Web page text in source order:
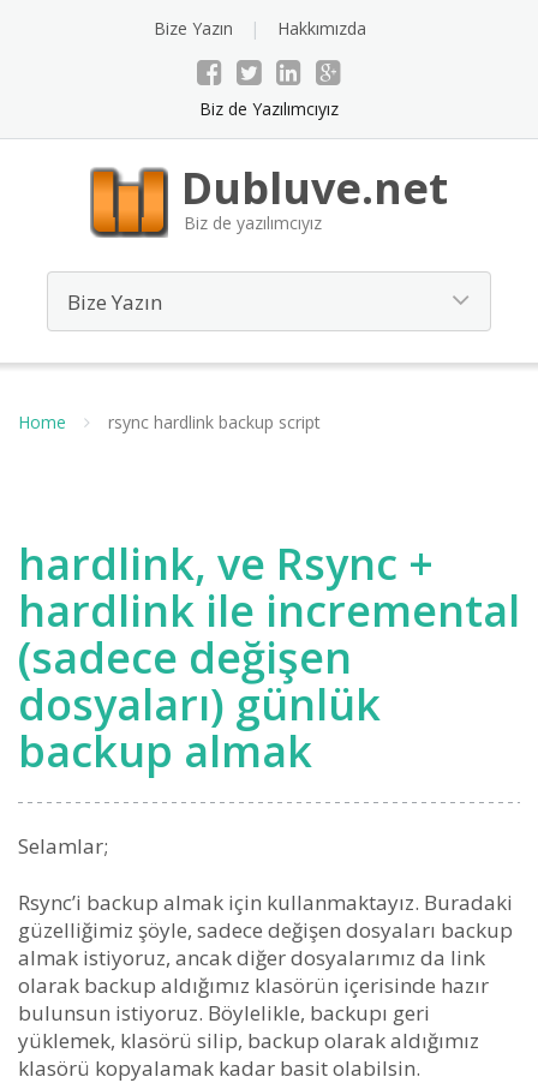
Bize Yazın Hakkımızda
Biz de Yazılımcıyız
Dubluve.net
Biz de yazılımcıyız
Home rsync hardlink backup script
hardlink, ve Rsync +
hardlink ile incremental
(sadece değişen
dosyaları) günlük
backup almak
Selamlar;
Rsync’i backup almak için kullanmaktayız. Buradaki
güzelliğimiz şöyle, sadece değişen dosyaları backup
almak istiyoruz, ancak diğer dosyalarımız da link
olarak backup aldığımız klasörün içerisinde hazır
bulunsun istiyoruz. Böylelikle, backupı geri
yüklemek, klasörü silip, backup olarak aldığımız
klasörü kopyalamak kadar basit olabilsin.